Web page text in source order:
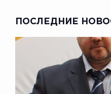
ПОСЛЕДНИЕ